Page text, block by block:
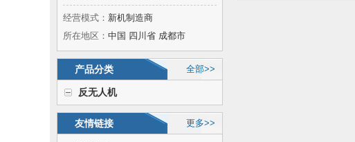
经营模式： 新机制造商
所在地区： 中国 四川省 成都市
产品分类 全部>>
反无人机
友情链接 更多>>